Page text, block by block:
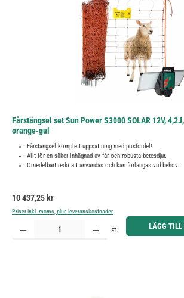
Fårstängsel set Sun Power S3000 SOLAR 12V,
orange-gul
Fårstängsel komplett uppsättning med prisfördel!
Allt för en säker inhägnad av får och robusta betesdjur.
Omedelbart redo att användas och kan förlängas vid behov.
Ordinarie pris:
10 437,25 kr
Priser inkl. moms, plus leveranskostnader
Produktkvantitet: Ange önskat belopp eller använd knapparna för
st. LÄGG TILL